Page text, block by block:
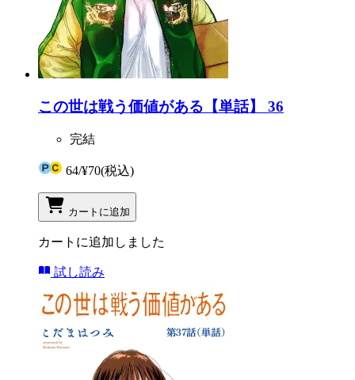
この世は戦う価値がある【単話】 36
完結
64/¥70(税込)
カートに追加
カートに追加しました
試し読み